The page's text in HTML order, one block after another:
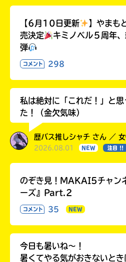
【6月10日更新
】やまも
売決定
キミノベル５周年
弾
コメント 298
私は絶対に「これだ！」と思
た！（金欠気味）
歴バス推しシャチ さん ／
2026.08.01 NEW 注目 !!
のぞき見！MAKAI5チャン
ーズ』Part.2
コメント 35 NEW
今日も暑いね〜！
暑くてやる気がおきないと